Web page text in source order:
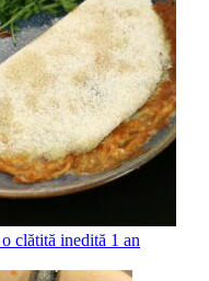
clătită inedită 1 an